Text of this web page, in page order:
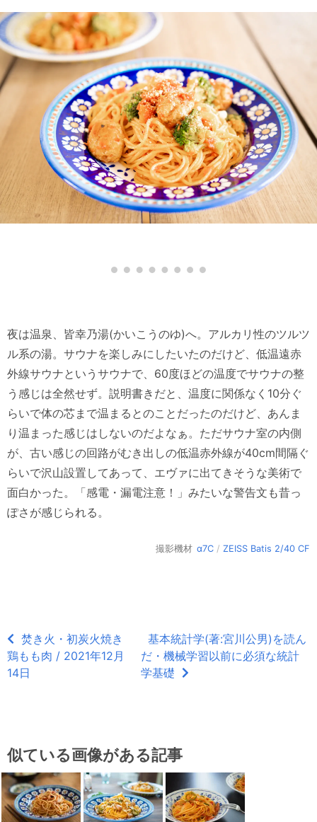
夜は温泉、皆幸乃湯(かいこうのゆ)へ。アルカリ性のツルツ
ル系の湯。サウナを楽しみにしたいたのだけど、低温遠赤
外線サウナというサウナで、60度ほどの温度でサウナの整
う感じは全然せず。説明書きだと、温度に関係なく10分ぐ
らいで体の芯まで温まるとのことだったのだけど、あんま
り温まった感じはしないのだよなぁ。ただサウナ室の内側
が、古い感じの回路がむき出しの低温赤外線が40cm間隔ぐ
らいで沢山設置してあって、エヴァに出てきそうな美術で
面白かった。「感電・漏電注意！」みたいな警告文も昔っ
ぽさが感じられる。
撮影機材 α7C / ZEISS Batis 2/40 CF
焚き火・初炭火焼き
鶏もも肉 / 2021年12月
14日
基本統計学(著:宮川公男)を読ん
だ・機械学習以前に必須な統計
学基礎
似ている画像がある記事